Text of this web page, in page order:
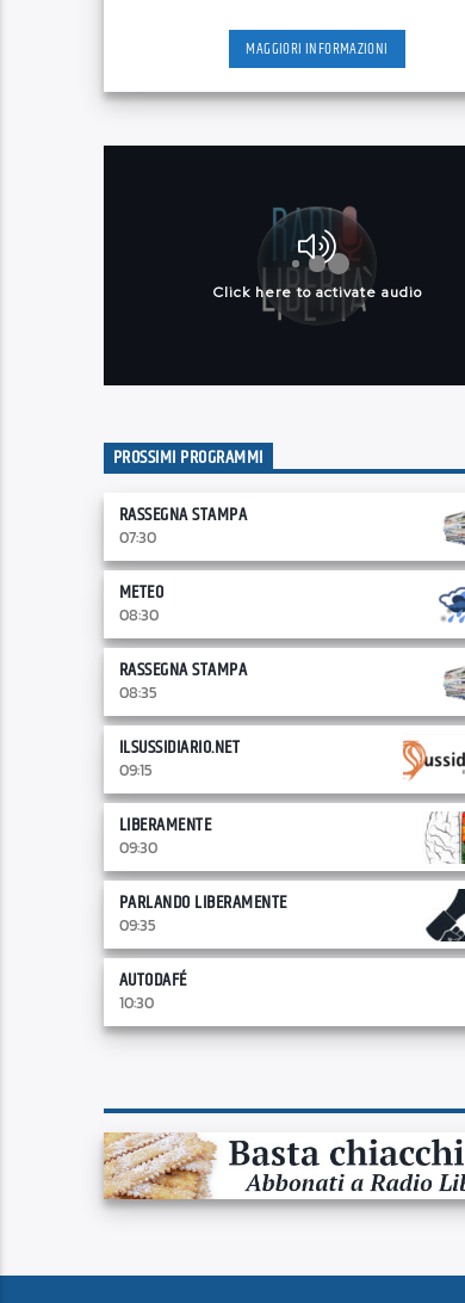
MAGGIORI INFORMAZIONI
PROSSIMI PROGRAMMI
RASSEGNA STAMPA
07:30
METEO
08:30
RASSEGNA STAMPA
08:35
ILSUSSIDIARIO.NET
09:15
LIBERAMENTE
09:30
PARLANDO LIBERAMENTE
09:35
AUTODAFÉ
10:30